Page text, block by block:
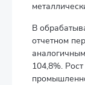
В
отчетном
104,8%.